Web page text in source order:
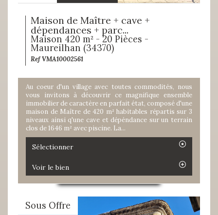
Maison de Maître + cave +
dépendances + parc...
Maison 420 m² - 20 Pièces -
Maureilhan (34370)
Ref VMA10002561
Au coeur d'un village avec toutes commodités, nous
vous invitons à découvrir ce magnifique ensemble
immobilier de caractère en parfait état, composé d'une
maison de Maître de 420 m² habitables répartis sur 3
niveaux ainsi q'une cave et dépéndance sur un terrain
clos de 1646 m² avec piscine. La...
Sélectionner
Voir le bien
Sous Offre